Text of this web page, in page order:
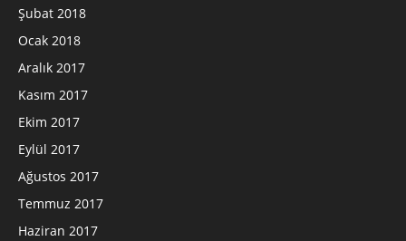
Şubat 2018
Ocak 2018
Aralık 2017
Kasım 2017
Ekim 2017
Eylül 2017
Ağustos 2017
Temmuz 2017
Haziran 2017